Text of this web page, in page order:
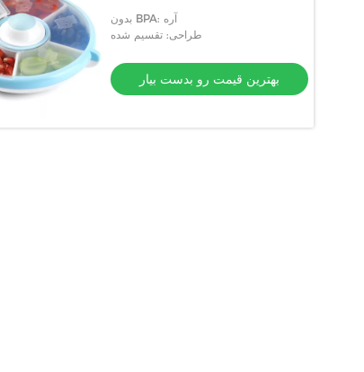
بدون BPA: آره
طراحی: تقسیم شده
بهترین قیمت رو بدست بیار